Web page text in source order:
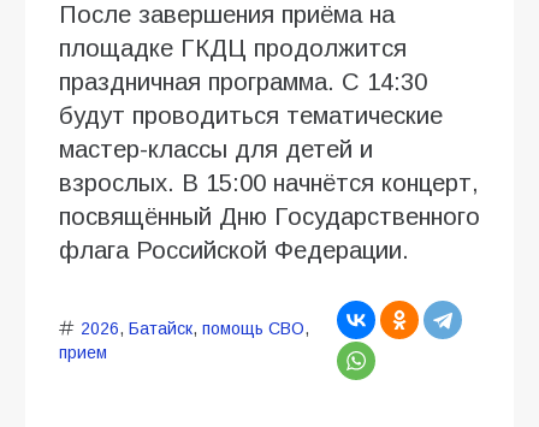
После завершения приёма на
площадке ГКДЦ продолжится
праздничная программа. С 14:30
будут проводиться тематические
мастер-классы для детей и
взрослых. В 15:00 начнётся концерт,
посвящённый Дню Государственного
флага Российской Федерации.
2026, Батайск, помощь СВО,
прием